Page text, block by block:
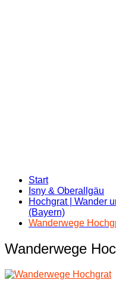
Start
Isny & Oberallgäu
Hochgrat | Wander
(Bayern)
Wanderwege
Wanderwege